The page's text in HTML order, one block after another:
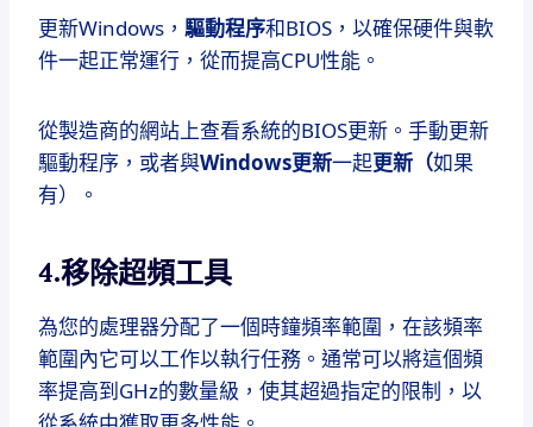
更新Windows， 驅動程序和BIOS，以確保硬件與軟
件一起正常運行，從而提高CPU性能。
從製造商的網站上查看系統的BIOS更新。 手動更新
驅動程序，或者與Windows更新一起更新（如果
有）。
4.移除超頻工具
為您的處理器分配了一個時鐘頻率範圍，在該頻率
範圍內它可以工作以執行任務。 通常可以將這個頻
率提高到GHz的數量級，使其超過指定的限制，以